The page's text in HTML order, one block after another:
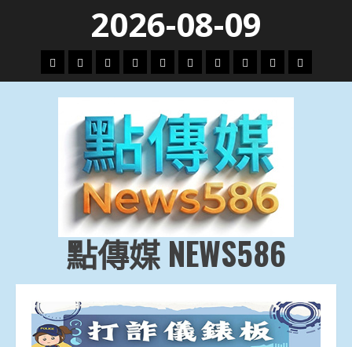
content
2026-08-09
頭
條
財
經
地
方.
會
文
教.
技
專
題
娛
樂
劇
政
治
國
際
運
動
生
活
點傳媒 NEWS586